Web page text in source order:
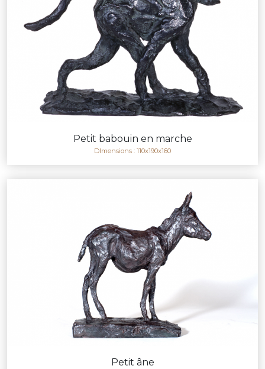
Petit babouin en marche
DImensions : 110x190x160
Petit âne